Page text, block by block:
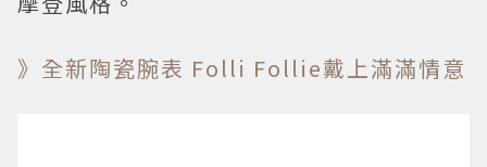
》全新陶瓷腕表 Folli Follie戴上滿滿情意